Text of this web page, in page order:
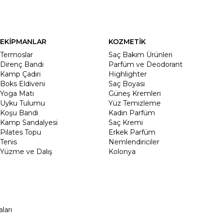
EKİPMANLAR
Termoslar
Direnç Bandı
Kamp Çadırı
Boks Eldiveni
Yoga Matı
Uyku Tulumu
Koşu Bandı
Kamp Sandalyesi
Pilates Topu
Tenis
Yüzme ve Dalış
KOZMETİK
Saç Bakım Ürünleri
Parfüm ve Deodorant
Highlighter
Saç Boyası
Güneş Kremleri
Yüz Temizleme
Kadın Parfüm
Saç Kremi
Erkek Parfüm
Nemlendiriciler
Kolonya